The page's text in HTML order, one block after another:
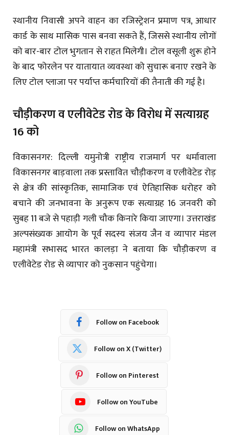
स्थानीय निवासी अपने वाहन का रजिस्ट्रेशन प्रमाण पत्र, आधार
कार्ड के साथ मासिक पास बनवा सकते हैं, जिससे स्थानीय लोगों
को बार-बार टोल भुगतान से राहत मिलेगी। टोल वसूली शुरू होने
के बाद फोरलेन पर यातायात व्यवस्था को सुचारू बनाए रखने के
लिए टोल प्लाजा पर पर्याप्त कर्मचारियों की तैनाती की गई है।
चौड़ीकरण व एलीवेटेड रोड के विरोध में सत्याग्रह
16 को
विकासनगर: दिल्ली यमुनोत्री राष्ट्रीय राजमार्ग पर धर्मावाला
विकासनगर बाड़वाला तक प्रस्तावित चौड़ीकरण व एलीवेटेड रोड़
से क्षेत्र की सांस्कृतिक, सामाजिक एवं ऐतिहासिक धरोहर को
बचाने की जनभावना के अनुरूप एक सत्याग्रह 16 जनवरी को
सुबह 11 बजे से पहाड़ी गली चौक किनारे किया जाएगा। उत्तराखंड
अल्पसंख्यक आयोग के पूर्व सदस्य संजय जैन व व्यापार मंडल
महामंत्री सभासद भारत कालड़ा ने बताया कि चौड़ीकरण व
एलीवेटेड रोड से व्यापार को नुकसान पहुंचेगा।
Follow on Facebook
Follow on X (Twitter)
Follow on Pinterest
Follow on YouTube
Follow on WhatsApp